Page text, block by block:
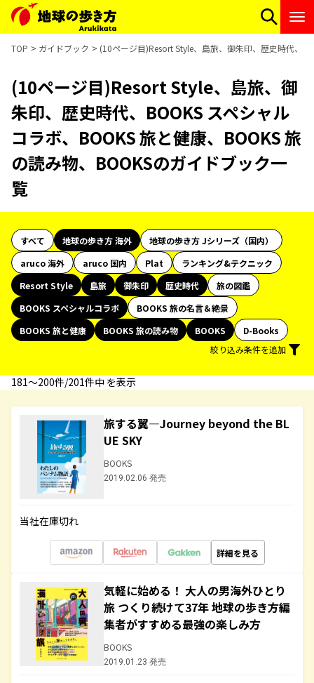
TOP ガイドブック (10ページ目)Resort Style、島旅、御朱印、歴史時代、
(10ページ目)Resort Style、島旅、御
朱印、歴史時代、BOOKS スペシャル
コラボ、BOOKS 旅と健康、BOOKS 旅
の読み物、BOOKSのガイドブック一
覧
すべて 地球の歩き方 海外
地球の歩き方 Jシリーズ（国内）
aruco 海外
aruco 国内 Plat
ランキング&テクニック
Resort Style
島旅 御朱印 歴史時代
旅の図鑑
BOOKS スペシャルコラボ
BOOKS 旅の名言＆絶景
BOOKS 旅と健康
BOOKS 旅の読み物 BOOKS
D-Books
絞り込み条件を追加
181〜200件/201件中 を表示
旅する翼―Journey beyond the BL
UE SKY
BOOKS
2019.02.06 発売
当社在庫切れ
詳細を見る
気軽に始める！ 大人の男海外ひとり
旅 つくり続けて37年 地球の歩き方編
集者がすすめる最強の楽しみ方
BOOKS
2019.01.23 発売